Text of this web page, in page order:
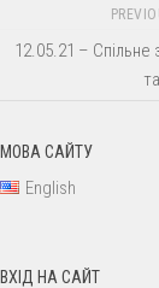
12.05.21 –
МОВА САЙТУ
English
ВХІД НА САЙТ